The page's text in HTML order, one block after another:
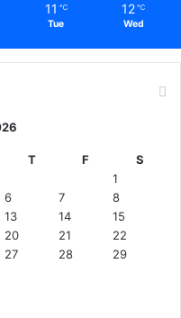
11 ℃
Tue
12 ℃
Wed
T F
S
1
6 7
8
13 14
15
20 21
22
27 28
29